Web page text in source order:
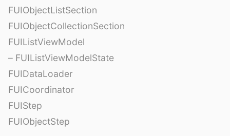
FUIObjectListSection
FUIObjectCollectionSection
FUIListViewModel
– FUIListViewModelState
FUIDataLoader
FUICoordinator
FUIStep
FUIObjectStep